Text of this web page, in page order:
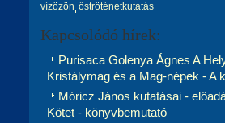
vízözön őströténetkutatás
Kapcsolódó hírek:
Purisaca Golenya Ágnes A
Kristálymag és a Mag-népek - A
Móricz János kutatásai -
Kötet - könyvbemutató